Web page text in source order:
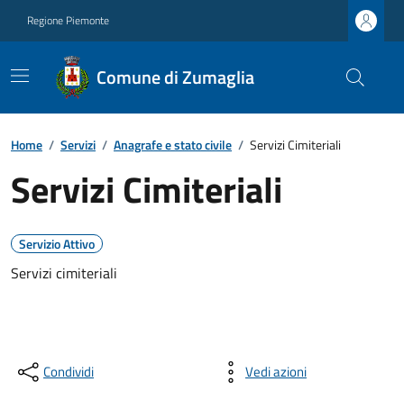
Regione Piemonte
Comune di Zumaglia
Home / Servizi / Anagrafe e stato civile / Servizi Cimiteriali
Servizi Cimiteriali
Servizio Attivo
Servizi cimiteriali
Condividi Vedi azioni